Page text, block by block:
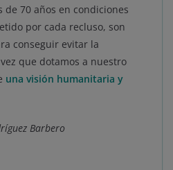
de 70 años en condiciones
por cada recluso, son
conseguir evitar la
que dotamos a nuestro
una visión humanitaria y
Barbero